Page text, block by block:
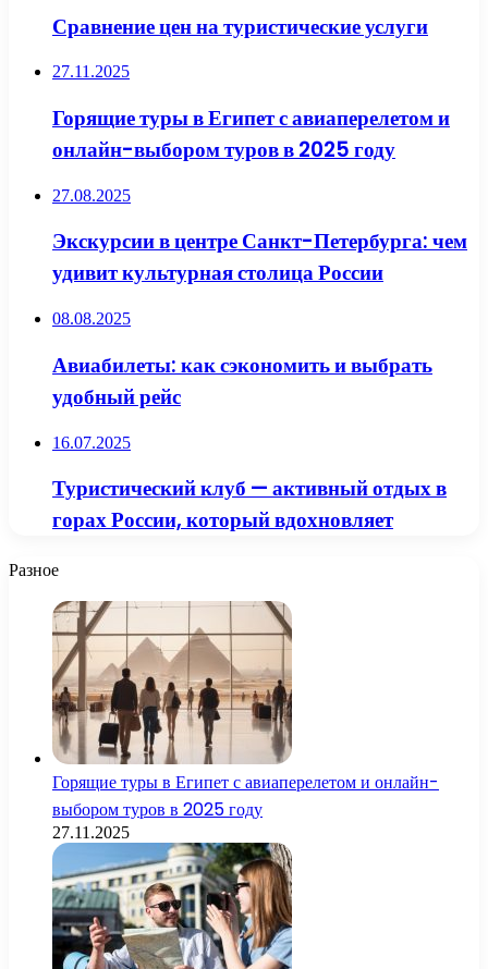
Сравнение цен на туристические услуги
27.11.2025
Горящие туры в Египет с авиаперелетом и
онлайн-выбором туров в 2025 году
27.08.2025
Экскурсии в центре Санкт-Петербурга: чем
удивит культурная столица России
08.08.2025
Авиабилеты: как сэкономить и выбрать
удобный рейс
16.07.2025
Туристический клуб — активный отдых в
горах России, который вдохновляет
Разное
Горящие туры в Египет с авиаперелетом и онлайн-
выбором туров в 2025 году
27.11.2025